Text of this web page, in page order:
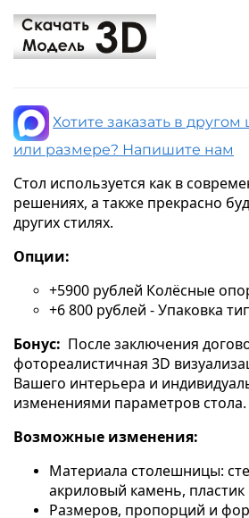
Хотите заказать в
или размере? Напишите нам
Стол используется как в
решениях, а также прекрасно
других стилях.
Опции:
+5900 рублей Колёсные
+6 800 рублей - Упаковка
Бонус: После заключения
фотореалистичная 3D
Вашего интерьера и
изменениями параметров стола.
Возможные изменения:
Материала столешницы:
акриловый камень, пластик
Размеров, пропорций и